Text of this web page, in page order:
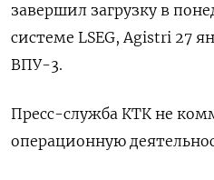
завершил загрузку в
системе LSEG, Agistri 27
‌ВПУ-3.
Пресс-служба КТК не
операционную